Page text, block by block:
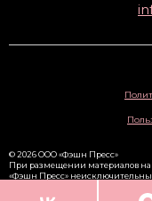
© 2026 ООО «Фэшн Пресс»
При размещении материалов на
«Фэшн Пресс»
материалов и доведение их до